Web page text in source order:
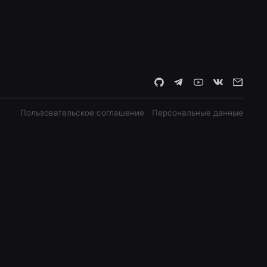
Пользовательское соглашение Персональные данные